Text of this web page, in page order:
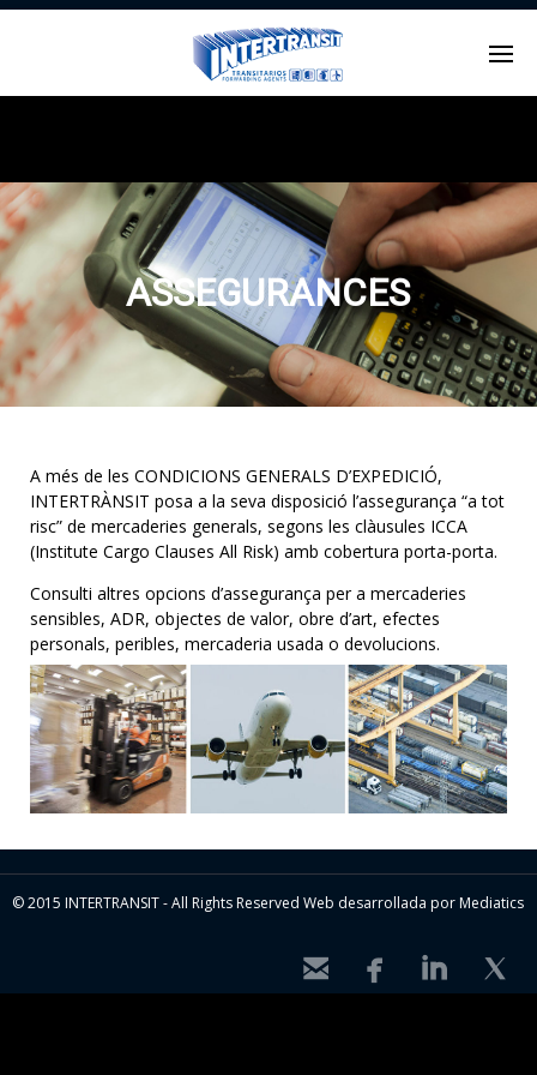
ASSEGURANCES
A més de les CONDICIONS GENERALS D’EXPEDICIÓ,
INTERTRÀNSIT posa a la seva disposició l’assegurança “a tot
risc” de mercaderies generals, segons les clàusules ICCA
(Institute Cargo Clauses All Risk) amb cobertura porta-porta.
Consulti altres opcions d’assegurança per a mercaderies
sensibles, ADR, objectes de valor, obre d’art, efectes
personals, peribles, mercaderia usada o devolucions.
© 2015 INTERTRANSIT - All Rights Reserved Web desarrollada por Mediatics
   